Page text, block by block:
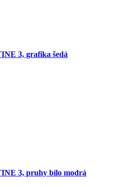
3, grafika šedá
3, pruhy bílo modrá